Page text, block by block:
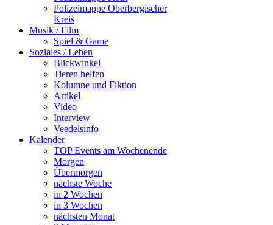
Polizeimappe Oberbergischer
Kreis
Musik / Film
Spiel & Game
Soziales / Leben
Blickwinkel
Tieren helfen
Kolumne und Fiktion
Artikel
Video
Interview
Veedelsinfo
Kalender
TOP Events am Wochenende
Morgen
Übermorgen
nächste Woche
in 2 Wochen
in 3 Wochen
nächsten Monat